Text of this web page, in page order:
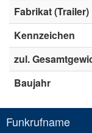
Fabrikat (Trailer)
Kennzeichen
zul.
Baujahr
Funkrufname